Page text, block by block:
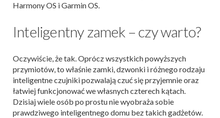
Harmony OS i Garmin OS.
Inteligentny zamek – czy warto?
Oczywiście, że tak. Oprócz wszystkich powyższych
przymiotów, to właśnie zamki, dzwonki i różnego rodzaju
inteligentne czujniki pozwalają czuć się przyjemnie oraz
łatwiej funkcjonować we własnych czterech kątach.
Dzisiaj wiele osób po prostu nie wyobraża sobie
prawdziwego inteligentnego domu bez takich gadżetów.